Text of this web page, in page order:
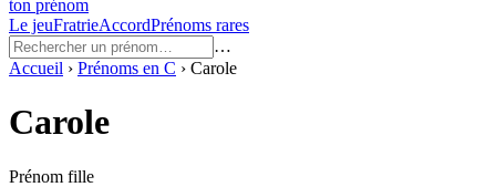
ton prénom
Le jeuFratrieAccordPrénoms rares
…
Accueil › Prénoms en C › Carole
Carole
Prénom fille